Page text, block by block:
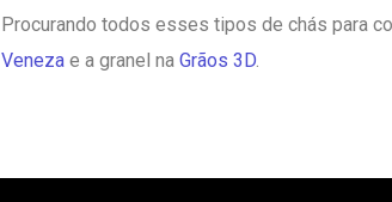
Procurando todos esses tipos de chás para
Veneza e a granel na Grãos 3D.